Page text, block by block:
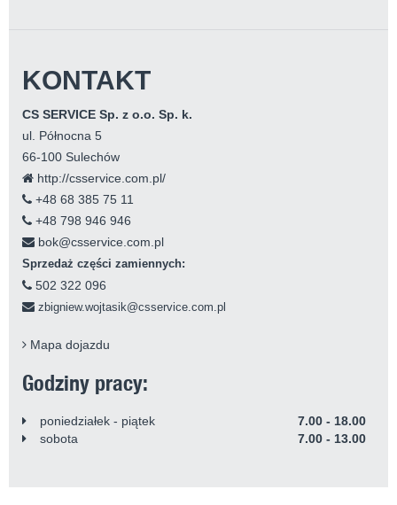
KONTAKT
CS SERVICE Sp. z o.o. Sp. k.
ul. Północna 5
66-100 Sulechów
http://csservice.com.pl/
+48 68 385 75 11
+48 798 946 946
bok@csservice.com.pl
Sprzedaż części zamiennych:
502 322 096
zbigniew.wojtasik@csservice.com.pl
Mapa dojazdu
Godziny pracy:
poniedziałek - piątek
7.00 - 18.00
sobota
7.00 - 13.00